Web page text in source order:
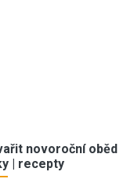
novoroční oběd
| recepty